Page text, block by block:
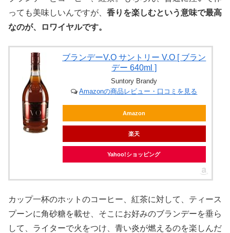
っても美味しいんですが、 香りを楽しむという意味で最高
なのが、ロワイヤルです。
ブランデーV.O サントリー V.O [ ブラン
デー 640ml ]
Suntory Brandy
Amazonの商品レビュー・口コミを見る
Amazon
楽天
Yahoo!ショッピング
カップ一杯のホットのコーヒー、紅茶に対して、ティース
プーンに角砂糖を載せ、そこにお好みのブランデーを垂ら
して、ライターで火をつけ、青い炎が燃えるのを楽しんだ